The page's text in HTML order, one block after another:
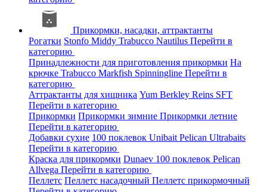
Прикормки, насадки, аттрактанты
Рогатки Stonfo Middy Trabucco Nautilus Перейти в
категорию
Принадлежности для приготовления прикормки На
крючке Trabucco Markfish Spinningline Перейти в
категорию
Аттрактанты для хищника Yum Berkley Reins SFT
Перейти в категорию
Прикормки Прикормки зимние Прикормки летние
Перейти в категорию
Добавки сухие 100 поклевок Unibait Pelican Ultrabaits
Перейти в категорию
Краска для прикормки Dunaev 100 поклевок Pelican
Allvega Перейти в категорию
Пеллетс Пеллетс насадочный Пеллетс прикормочный